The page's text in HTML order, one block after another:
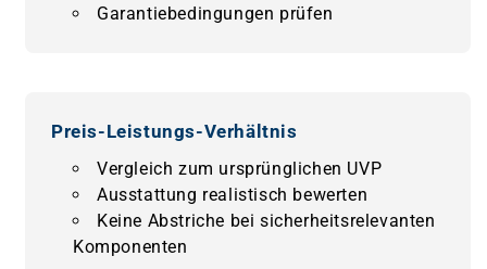
Garantiebedingungen prüfen
Preis-Leistungs-Verhältnis
Vergleich zum ursprünglichen UVP
Ausstattung realistisch bewerten
Keine Abstriche bei sicherheitsrelevanten
Komponenten